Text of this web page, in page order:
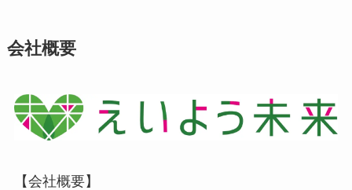
会社概要
【会社概要】